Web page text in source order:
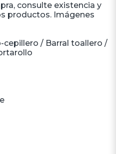
consulte existencia y
productos. Imágenes
cepillero / Barral toallero /